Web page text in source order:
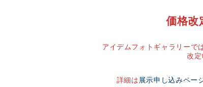
価格改
アイデムフォトギャラリーで
改
詳細は展示申し込みペー